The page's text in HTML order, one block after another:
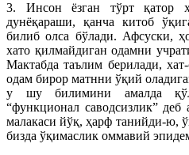
3. Инсон ёзган тўрт қатор
дунёқараши, қанча китоб
билиб олса бўлади. Афсуски,
хато қилмайдиган одамни
Мактабда таълим берилади,
одам бирор матнни ўқий
у шу билимини амалда
“функционал саводсизлик”
малакаси йўқ, ҳарф танийди-ю,
бизда ўқимаслик оммавий